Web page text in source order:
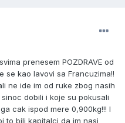
prenesem POZDRAVE od
se kao lavovi sa Francuzima!!
ne ide im od ruke zbog nasih
dobili i koje su pokusali
cak ispod mere 0,900kg!!! I
to bili kapitalci da im nasi